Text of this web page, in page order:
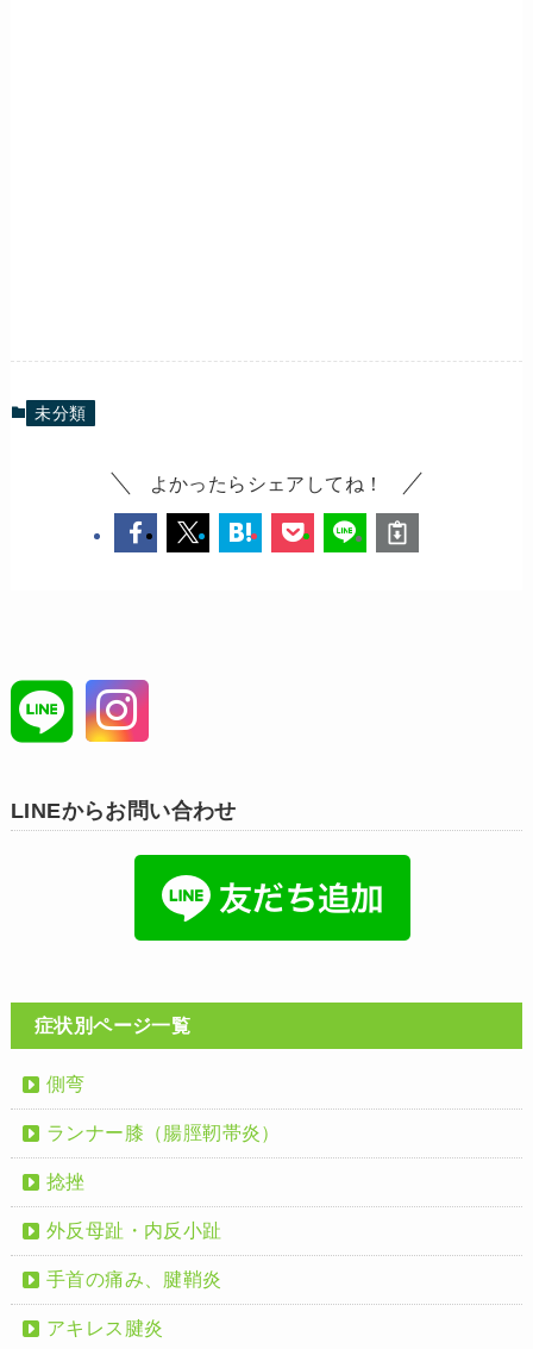
未分類
よかったらシェアしてね！
LINEからお問い合わせ
症状別ページ一覧
側弯
ランナー膝（腸脛靭帯炎）
捻挫
外反母趾・内反小趾
手首の痛み、腱鞘炎
アキレス腱炎